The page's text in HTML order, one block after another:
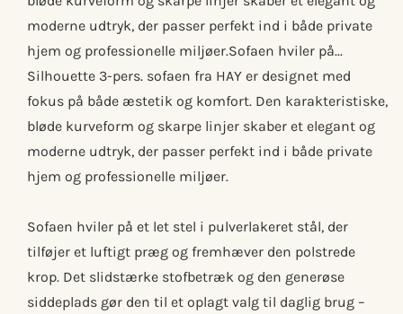
moderne udtryk, der passer perfekt ind i både private
hjem og professionelle miljøer.Sofaen hviler på...
Silhouette 3-pers. sofaen fra HAY er designet med
fokus på både æstetik og komfort. Den karakteristiske,
bløde kurveform og skarpe linjer skaber et elegant og
moderne udtryk, der passer perfekt ind i både private
hjem og professionelle miljøer.
Sofaen hviler på et let stel i pulverlakeret stål, der
tilføjer et luftigt præg og fremhæver den polstrede
krop. Det slidstærke stofbetræk og den generøse
siddeplads gør den til et oplagt valg til daglig brug –